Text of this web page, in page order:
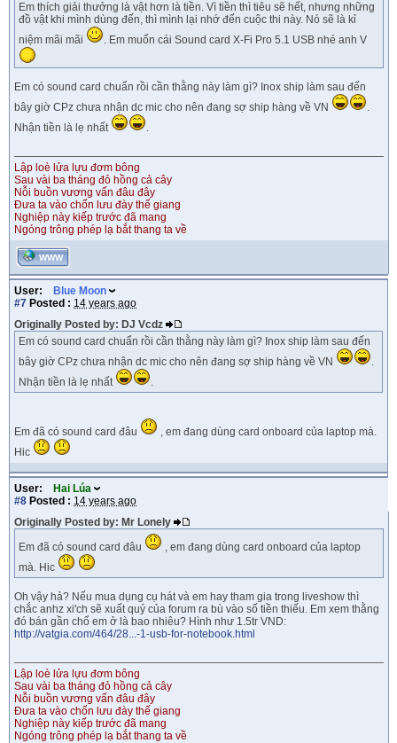
Em thích giải thưởng là vật hơn là tiền. Vì tiền thì tiêu sẽ hết, nhưng những
đồ vật khi mình dùng đến, thì mình lại nhớ đến cuộc thi này. Nó sẽ là kỉ
niệm mãi mãi
. Em muốn cái Sound card X-Fi Pro 5.1 USB nhé anh V
Em có sound card chuẩn rồi cần thằng này làm gì? Inox ship làm sau đến
bây giờ CPz chưa nhận dc mic cho nên đang sợ ship hàng về VN
.
Nhận tiền là lẹ nhất
.
Lập loè lửa lựu đơm bông
Sau vài ba tháng đỏ hồng cả cây
Nỗi buồn vương vấn đâu đây
Đưa ta vào chốn lưu đày thế giang
Nghiệp này kiếp trước đã mang
Ngóng trông phép lạ bắt thang ta về
WWW
User:
Blue Moon
#7 Posted : 14 years ago
Originally Posted by: DJ Vcdz
Em có sound card chuẩn rồi cần thằng này làm gì? Inox ship làm sau đến
bây giờ CPz chưa nhận dc mic cho nên đang sợ ship hàng về VN
.
Nhận tiền là lẹ nhất
.
Em đã có sound card đâu
, em đang dùng card onboard của laptop mà.
Hic
User:
Hai Lúa
#8 Posted : 14 years ago
Originally Posted by: Mr Lonely
Em đã có sound card đâu
, em đang dùng card onboard của laptop
mà. Hic
Oh vậy hả? Nếu mua dụng cụ hát và em hay tham gia trong liveshow thì
chắc anhz xi'ch sẽ xuất quỷ của forum ra bù vào số tiền thiếu. Em xem thằng
đó bán gần chổ em ở là bao nhiêu? Hình như 1.5tr VND:
http://vatgia.com/464/28...-1-usb-for-notebook.html
Lập loè lửa lựu đơm bông
Sau vài ba tháng đỏ hồng cả cây
Nỗi buồn vương vấn đâu đây
Đưa ta vào chốn lưu đày thế giang
Nghiệp này kiếp trước đã mang
Ngóng trông phép lạ bắt thang ta về